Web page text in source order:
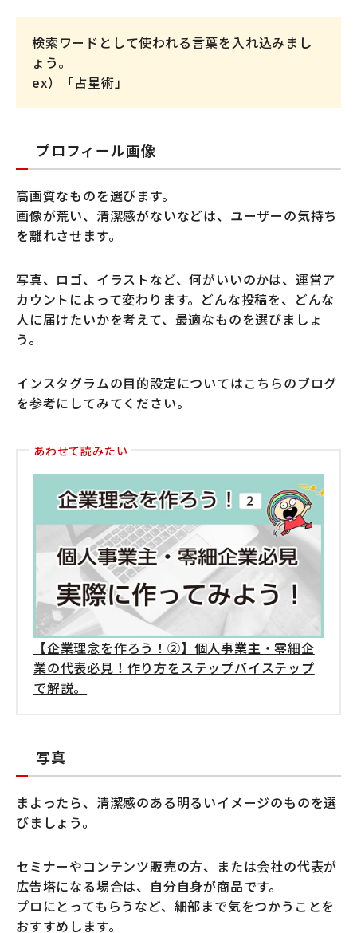
検索ワードとして使われる言葉を入れ込みまし
ょう。
ex）「占星術」
プロフィール画像
高画質なものを選びます。
画像が荒い、清潔感がないなどは、ユーザーの気持ち
を離れさせます。
写真、ロゴ、イラストなど、何がいいのかは、運営ア
カウントによって変わります。どんな投稿を、どんな
人に届けたいかを考えて、最適なものを選びましょ
う。
インスタグラムの目的設定についてはこちらのブログ
を参考にしてみてください。
あわせて読みたい
【企業理念を作ろう！②】個人事業主・零細企
業の代表必見！作り方をステップバイステップ
で解説。
写真
まよったら、清潔感のある明るいイメージのものを選
びましょう。
セミナーやコンテンツ販売の方、または会社の代表が
広告塔になる場合は、自分自身が商品です。
プロにとってもらうなど、細部まで気をつかうことを
おすすめします。